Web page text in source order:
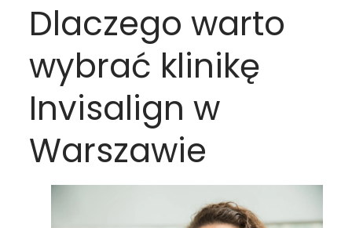
Dlaczego warto
wybrać klinikę
Invisalign w
Warszawie